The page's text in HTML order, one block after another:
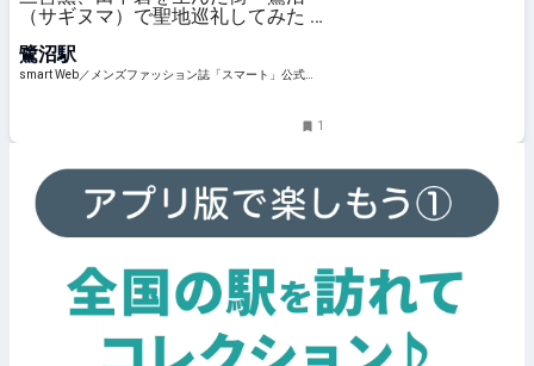
（サギヌマ）で聖地巡礼してみた |
鷺沼駅
smart Web／メンズファッション誌「スマート」公式サ
1